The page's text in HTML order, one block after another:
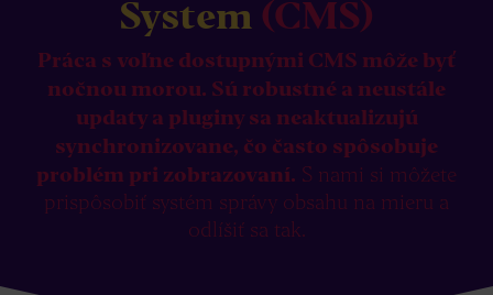
System (CMS)
Práca s voľne dostupnými CMS môže byť
nočnou morou. Sú robustné a neustále
updaty a pluginy sa neaktualizujú
synchronizovane, čo často spôsobuje
problém pri zobrazovaní. S nami si môžete
prispôsobiť systém správy obsahu na mieru a
odlíšiť sa tak.